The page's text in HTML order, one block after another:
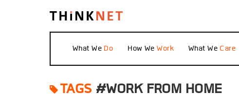
What We How We What We
TAGS #WORK FROM HOME